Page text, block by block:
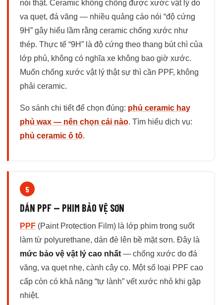
nói thật. Ceramic không chống được xước vật lý do
va quẹt, đá văng — nhiều quảng cáo nói “độ cứng
9H” gây hiểu lầm rằng ceramic chống xước như
thép. Thực tế “9H” là độ cứng theo thang bút chì của
lớp phủ, không có nghĩa xe không bao giờ xước.
Muốn chống xước vật lý thật sự thì cần PPF, không
phải ceramic.
So sánh chi tiết để chọn đúng: phủ ceramic hay
phủ wax — nên chọn cái nào. Tìm hiểu dịch vụ:
phủ ceramic ô tô.
5
DÁN PPF — PHIM BẢO VỆ SƠN
PPF (Paint Protection Film) là lớp phim trong suốt
làm từ polyurethane, dán đè lên bề mặt sơn. Đây là
mức bảo vệ vật lý cao nhất — chống xước do đá
văng, va quẹt nhẹ, cành cây cọ. Một số loại PPF cao
cấp còn có khả năng “tự lành” vết xước nhỏ khi gặp
nhiệt.